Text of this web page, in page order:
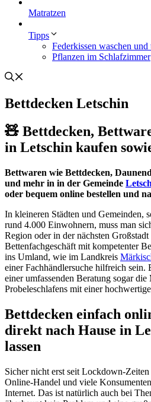
Matratzen
Tipps
Federkissen waschen und
Pflanzen im Schlafzimmer
Bettdecken Letschin
🧸 Bettdecken,
in Letschin kaufen
Bettwaren wie Bettdecken,
und mehr in in der Gemeinde
oder bequem online bestellen und
In kleineren Städten und Gemeinden,
rund 4.000 Einwohnern, muss man
Region oder in der nächsten
Bettenfachgeschäft mit kompetenter
ins Umland, wie im Landkreis
einer Fachhändlersuche hilfreich sein.
einer umfassenden Beratung sogar
Probeleschlafens mit einer
Bettdecken einfach
direkt nach Hause in
lassen
Sicher nicht erst seit Lockdown-
Online-Handel und viele
Internet. Das ist natürlich auch bei